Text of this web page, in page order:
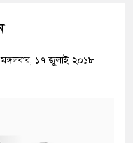
১৭ জুলাই ২০১৮